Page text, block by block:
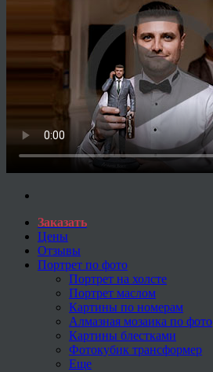
Заказать
Цены
Отзывы
Портрет по фото
Портрет на холсте
Портрет маслом
Картины по номерам
Алмазная мозаика по фото
Картины блестками
Фотокубик трансформер
Еще